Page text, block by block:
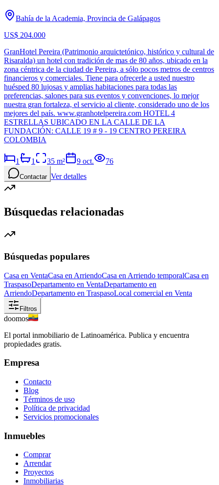
Bahía de la Academia, Provincia de Galápagos
US$ 204.000
GranHotel Pereira (Patrimonio arquictetónico, histórico y cultural de
Risaralda) un hotel con tradición de mas de 80 años, ubicado en la
zona céntrica de la ciudad de Pereira, a sólo pocos metros de centros
financieros y comerciales. Tiene para ofrecerle a usted nuestro
huésped 80 lujosas y amplias habitaciones para todas las
preferencias, salones para sus eventos y convenciones, lo mejor
nuestra gran fortaleza, el servicio al cliente, considerado uno de los
mejores del país. www.granhotelpereira.com HOTEL 4
ESTRELLAS UBICADO EN LA CALLE DE LA
FUNDACIÓN: CALLE 19 # 9 - 19 CENTRO PEREIRA
COLOMBIA
1 1 35 m² 9 oct. 76
Contactar Ver detalles
Búsquedas relacionadas
Búsquedas populares
Casa en VentaCasa en ArriendoCasa en Arriendo temporalCasa en
TraspasoDepartamento en VentaDepartamento en
ArriendoDepartamento en TraspasoLocal comercial en Venta
Filtros
doomos
El portal inmobiliario de Latinoamérica. Publica y encuentra
propiedades gratis.
Empresa
Contacto
Blog
Términos de uso
Política de privacidad
Servicios promocionales
Inmuebles
Comprar
Arrendar
Proyectos
Inmobiliarias